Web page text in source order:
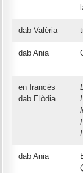
dab Valèria
dab Ania
en francés
dab Elòdia
dab Ania